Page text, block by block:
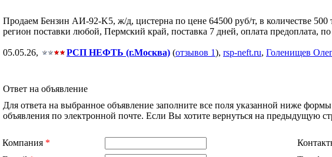
Продаем Бензин АИ-92-K5, ж/д, цистерна по цене 64500 руб/т, в количестве
регион поставки любой, Пермский край, поставка 7 дней, оплата предоплата,
05.05.26, РСП НЕФТЬ (г.Москва) (отзывов 1), rsp-neft.ru, Голенищев
Ответ на объявление
Для ответа на выбранное объявление заполните все поля указанной ниже
объявления по электронной почте. Если Вы хотите вернуться на предыдущую
Компания *